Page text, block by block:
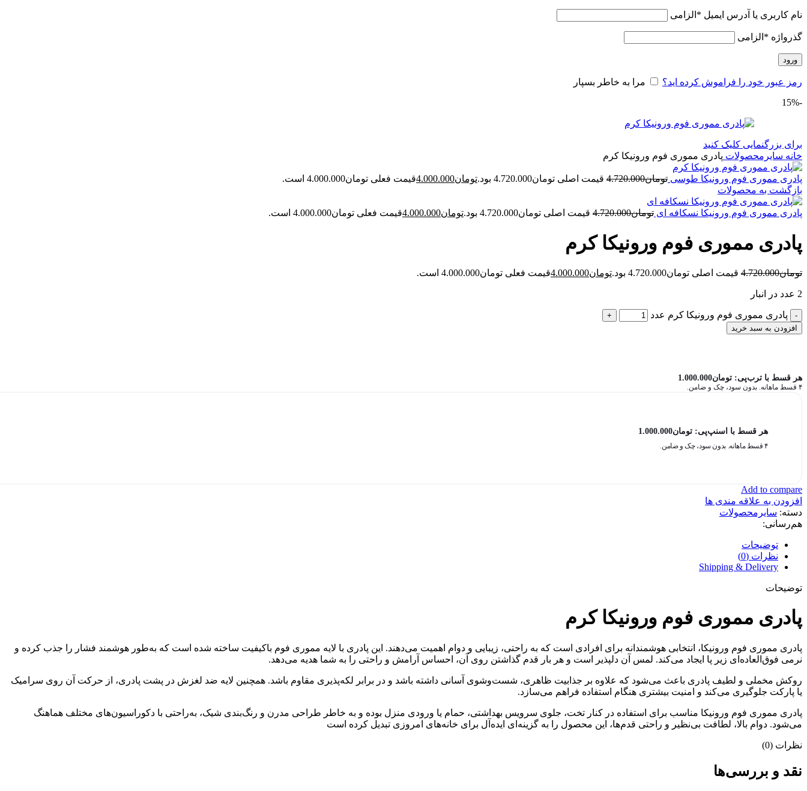
نام کاربری یا آدرس ایمیل * الزامی
گذرواژه * الزامی
ورود
رمز عبور خود را فراموش کرده اید؟
مرا به خاطر بسپار
-15%
برای بزرگنمایی کلیک کنید
خانه سایرمحصولات پادری مموری فوم ورونیکا کرم
پادری مموری فوم ورونیکا طوسی تومان4.720.000 قیمت اصلی تومان4.720.000 بود. تومان4.000.000قیمت فعلی تومان4.000.000 است.
بازگشت به محصولات
پادری مموری فوم ورونیکا نسکافه ای تومان4.720.000 قیمت اصلی تومان4.720.000 بود. تومان4.000.000قیمت فعلی تومان4.000.000 است.
پادری مموری فوم ورونیکا کرم
تومان4.720.000 قیمت اصلی تومان4.720.000 بود. تومان4.000.000قیمت فعلی تومان4.000.000 است.
2 عدد در انبار
پادری مموری فوم ورونیکا کرم عدد
افزودن به سبد خرید
هر قسط با ترب‌پی: تومان1.000.000
۴ قسط ماهانه. بدون سود، چک و ضامن.
هر قسط با اسنپ‌پی: تومان1.000.000
۴ قسط ماهانه. بدون سود، چک و ضامن.
Add to compare
افزودن به علاقه مندی ها
دسته: سایرمحصولات
هم‌رسانی:
توضیحات
نظرات (0)
Shipping & Delivery
توضیحات
پادری مموری فوم ورونیکا کرم
پادری مموری فوم ورونیکا، انتخابی هوشمندانه برای افرادی است که به راحتی، زیبایی و دوام اهمیت می‌دهند. این پادری با لایه مموری فوم باکیفیت ساخته شده است که به‌طور هوشمند فشار را جذب کرده و
نرمی فوق‌العاده‌ای زیر پا ایجاد می‌کند. لمس آن دلپذیر است و هر بار قدم گذاشتن روی آن، احساس آرامش و راحتی را به شما هدیه می‌دهد.
روکش مخملی و لطیف پادری باعث می‌شود که علاوه بر جذابیت ظاهری، شست‌وشوی آسانی داشته باشد و در برابر لکه‌پذیری مقاوم باشد. همچنین لایه ضد لغزش در پشت پادری، از حرکت آن روی سرامیک
یا پارکت جلوگیری می‌کند و امنیت بیشتری هنگام استفاده فراهم می‌سازد.
پادری مموری فوم ورونیکا مناسب برای استفاده در کنار تخت، جلوی سرویس بهداشتی، حمام یا ورودی منزل بوده و به خاطر طراحی مدرن و رنگ‌بندی شیک، به‌راحتی با دکوراسیون‌های مختلف هماهنگ
می‌شود. دوام بالا، لطافت بی‌نظیر و راحتی قدم‌ها، این محصول را به گزینه‌ای ایده‌آل برای خانه‌های امروزی تبدیل کرده است
نظرات (0)
نقد و بررسی‌ها